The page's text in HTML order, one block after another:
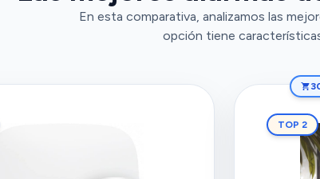
En esta comparativa, analizamos las
opción tiene
TOP 2